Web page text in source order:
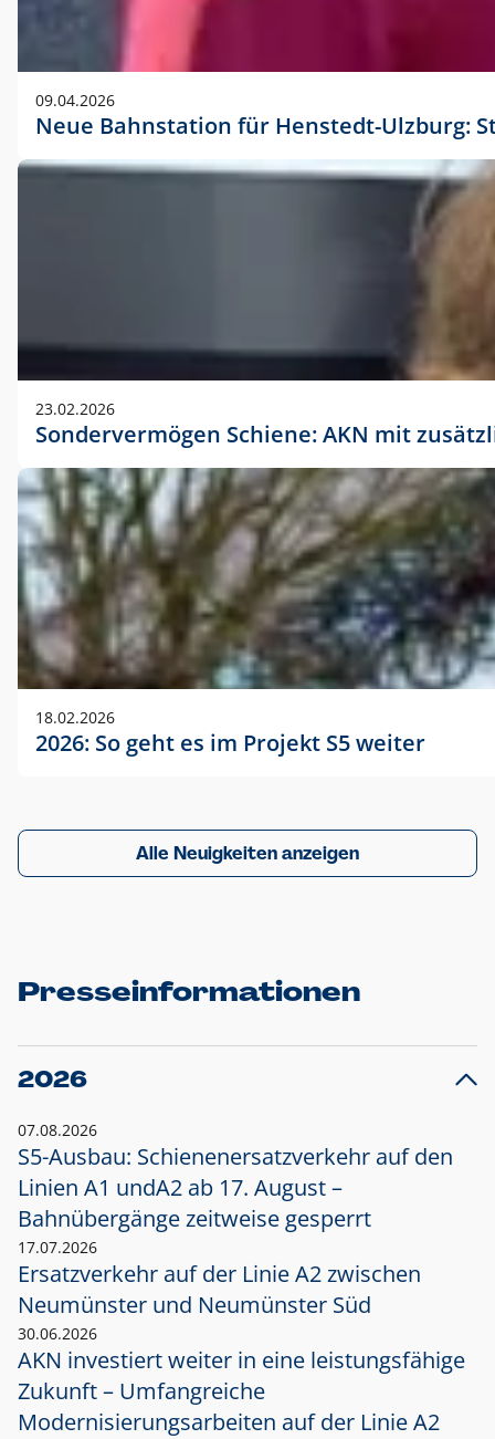
09.04.2026
Neue Bahnstation für Henstedt-Ulzburg:
23.02.2026
Sondervermögen Schiene: AKN mit
18.02.2026
2026: So geht es im Projekt S5 weiter
Alle Neuigkeiten anzeigen
Presseinformationen
2026
07.08.2026
S5-Ausbau: Schienenersatzverkehr auf den
Linien A1 undA2 ab 17. August –
Bahnübergänge zeitweise gesperrt
17.07.2026
Ersatzverkehr auf der Linie A2 zwischen
Neumünster und Neumünster Süd
30.06.2026
AKN investiert weiter in eine leistungsfähige
Zukunft – Umfangreiche
Modernisierungsarbeiten auf der Linie A2